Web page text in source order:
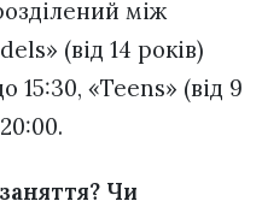
між
(від 14 років)
15:30, «Teens» (від 9
Чи